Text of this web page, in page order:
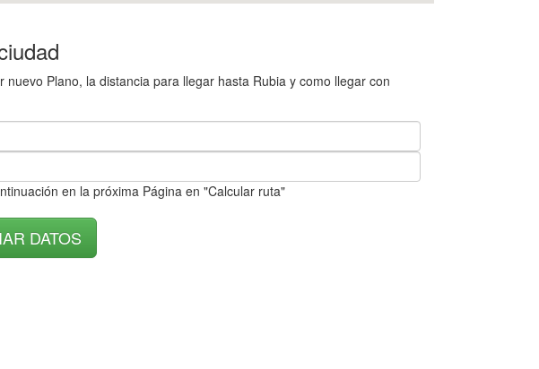
Plano, la distancia para llegar hasta Rubia y como llegar con
en la próxima Página en "Calcular ruta"